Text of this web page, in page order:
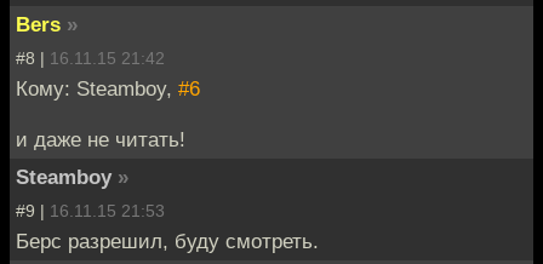
Bers »
#8 | 16.11.15 21:42
Кому: Steamboy, #6
и даже не читать!
Steamboy »
#9 | 16.11.15 21:53
Берс разрешил, буду смотреть.